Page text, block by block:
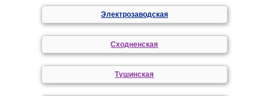
Электрозаводская
Сходненская
Тушинская